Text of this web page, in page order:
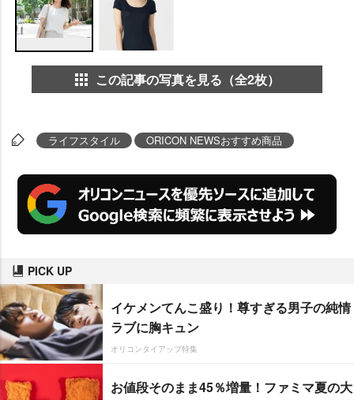
この記事の写真を見る（全2枚）
ライフスタイル ORICON NEWSおすすめ商品
PICK UP
イケメンてんこ盛り！尊すぎる男子の純情
ラブに胸キュン
オリコンタイアップ特集
お値段そのまま45％増量！ファミマ夏の大